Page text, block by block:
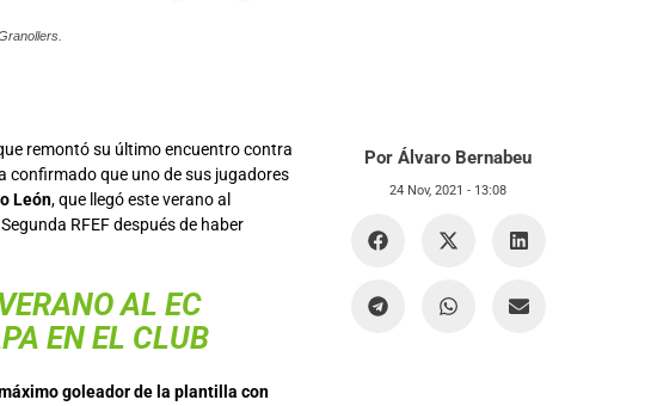
remontó su último encuentro contra
confirmado que uno de sus jugadores
León, que llegó este verano al
RFEF después de haber
AL EC
EN EL CLUB
goleador de la plantilla con
Por Álvaro Bernabeu
24 Nov, 2021 - 13:08